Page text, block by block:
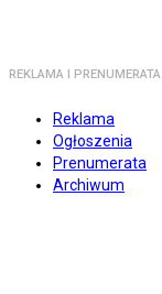
REKLAMA I PRENUMERATA
Reklama
Ogłoszenia
Prenumerata
Archiwum